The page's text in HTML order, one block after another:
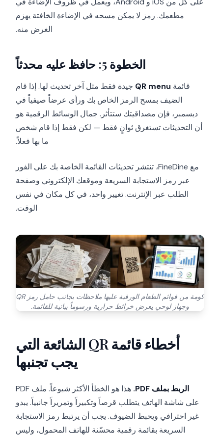
مطعمك. رمز لا يمكن مسحه في الإضاءة الخافتة يهزم
الغرض منه.
الخطوة 5: حافظ عليه محدثاً
قائمة QR menu جيدة فقط مثل آخر تحديث لها. إذا قام
الضيف بمسح الرمز الخاص بك ورأى عرضاً صيفياً في
ديسمبر، فإن مصداقيتك ستتأثر. جمال الوسائط الرقمية هو
أن التحديثات تستغرق ثوانٍ فقط — لكن فقط إذا قام شخص
ما بها فعلاً.
مع FineDine، تنتشر تحديثات القائمة الخاصة بك على الفور
عبر رمز الاستجابة السريعة وموقعك الإلكتروني وصفحة
الطلب عبر الإنترنت. تغيير واحد، في كل مكان في نفس
الوقت.
كومة من قوائم الطعام الورقية عليها ملاحظات بجانب حامل رمز QR
وجهاز لوحي يعرض خرائط حرارية ورسوماً بيانية للقائمة.
أخطاء قائمة QR الشائعة التي
يجب تجنبها
الربط بملف PDF.
هذا هو الخطأ الأكثر شيوعاً. ملف PDF
على شاشة الهاتف يتطلب قرصاً وتكبيراً وتمريراً جانبياً. يبدو
غير احترافي ويحبط الضيوف. يجب أن يرتبط رمز الاستجابة
السريعة بقائمة رقمية محسّنة للهاتف المحمول، وليس